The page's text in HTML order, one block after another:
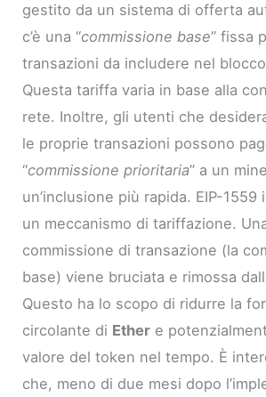
gestito da un sistema di offerta
c’è una “commissione base” fissa
transazioni da includere nel
Questa tariffa varia in base alla
rete. Inoltre, gli utenti che
le proprie transazioni possono
“commissione prioritaria” a un
un’inclusione più rapida. EIP-
un meccanismo di tariffazione.
commissione di transazione (la
base) viene bruciata e rimossa
Questo ha lo scopo di ridurre la
circolante di Ether e
valore del token nel tempo. È
che, meno di due mesi dopo